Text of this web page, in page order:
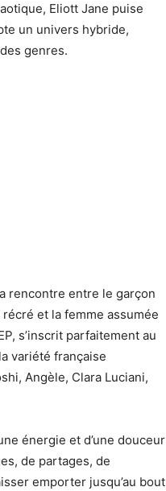
Eliott Jane puise
un univers hybride,
genres.
rencontre entre le garçon
et la femme assumée
s’inscrit parfaitement au
variété française
Angèle, Clara Luciani,
énergie et d’une douceur
de partages, de
emporter jusqu’au bout